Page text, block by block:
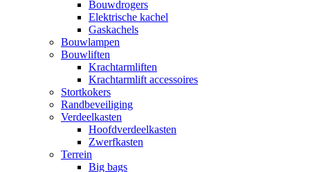
Bouwdrogers
Elektrische kachel
Gaskachels
Bouwlampen
Bouwliften
Krachtarmliften
Krachtarmlift accessoires
Stortkokers
Randbeveiliging
Verdeelkasten
Hoofdverdeelkasten
Zwerfkasten
Terrein
Big bags